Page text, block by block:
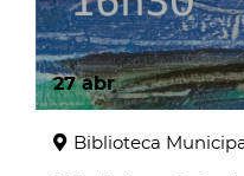
27 abr
Biblioteca